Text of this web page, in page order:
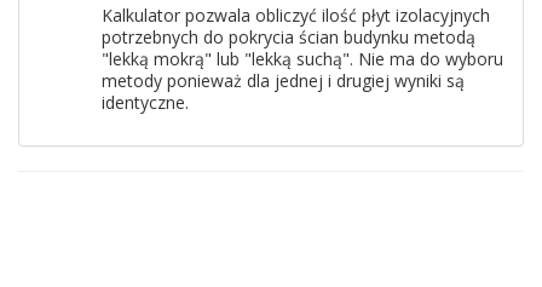
Kalkulator pozwala obliczyć ilość płyt izolacyjnych
potrzebnych do pokrycia ścian budynku metodą
"lekką mokrą" lub "lekką suchą". Nie ma do wyboru
metody ponieważ dla jednej i drugiej wyniki są
identyczne.